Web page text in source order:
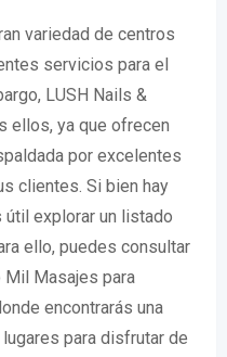
variedad de centros
servicios para el
LUSH Nails &
ellos, ya que ofrecen
por excelentes
clientes. Si bien hay
explorar un listado
ello, puedes consultar
Mil Masajes para
encontrarás una
para disfrutar de